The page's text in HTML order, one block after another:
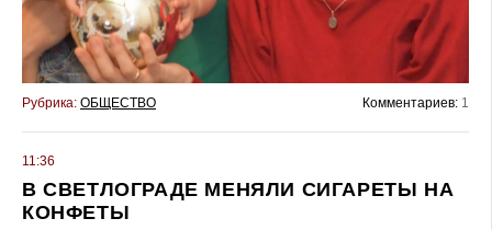
Рубрика: ОБЩЕСТВО Комментариев: 1
11:36
В СВЕТЛОГРАДЕ МЕНЯЛИ СИГАРЕТЫ НА
КОНФЕТЫ